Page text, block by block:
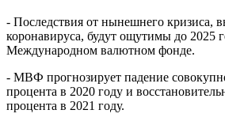
- Последствия от нынешнего кризиса,
коронавируса, будут ощутимы до 2025
Международном валютном фонде.
- МВФ прогнозирует падение
процента в 2020 году и
процента в 2021 году.